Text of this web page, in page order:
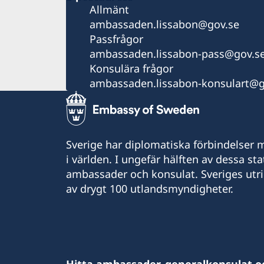
Allmänt
ambassaden.lissabon@gov.se
Passfrågor
ambassaden.lissabon-
Konsulära frågor
ambassaden.lissabon-
Sverige har diplomatiska förbindelser
i världen. I ungefär hälften av dessa
ambassader och konsulat. Sveriges
av drygt 100 utlandsmyndigheter.